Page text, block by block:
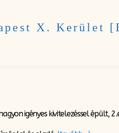
X. Kerület
igényes kivitelezéssel